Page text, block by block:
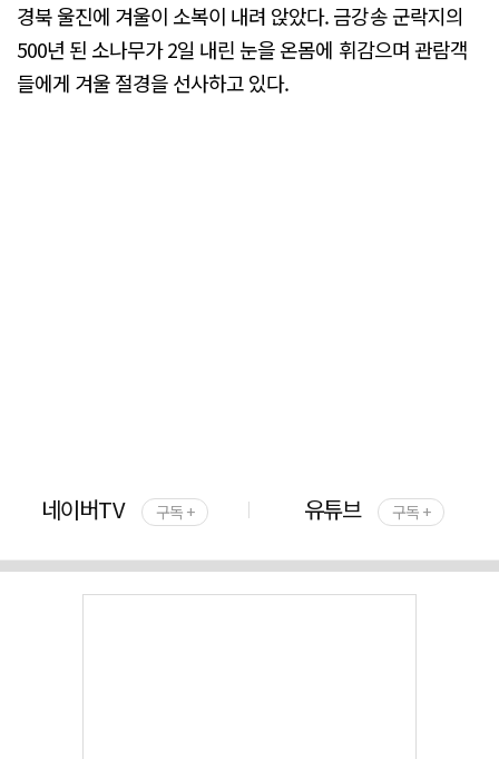
경북 울진에 겨울이 소복이 내려 앉았다. 금강송 군락지의
500년 된 소나무가 2일 내린 눈을 온몸에 휘감으며 관람객
들에게 겨울 절경을 선사하고 있다.
네이버TV 구독 + 유튜브 구독 +